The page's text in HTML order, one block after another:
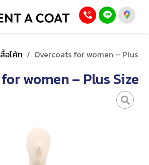
สื้อโค้ท / Overcoats for women – Plus
women – Plus Size